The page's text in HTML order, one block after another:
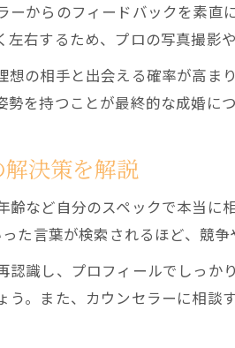
所を効率よく活用する男性の特
相談所を効率活用する男性によ
相談所で効率よく成果を出す男
が結婚相談所で効率化を図るた
重視の男性が陥りやすい結婚相
成功するための自己改善ポイン
相談所で男性が伸ばしたい自己
が結婚相談所で見直すべき自分
相談所で男性が意識すべき清潔
からのフィードバックを素
右するため、プロの写真撮影
の相手と出会える確率が高
を持つことが最終的な成婚につ
決策を解説
など自分のスペックで本当に
言葉が検索されるほど、競争
識し、プロフィールでしっ
。また、カウンセラーに相